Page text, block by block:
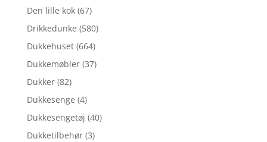
Den lille kok (67)
Drikkedunke (580)
Dukkehuset (664)
Dukkemøbler (37)
Dukker (82)
Dukkesenge (4)
Dukkesengetøj (40)
Dukketilbehør (3)